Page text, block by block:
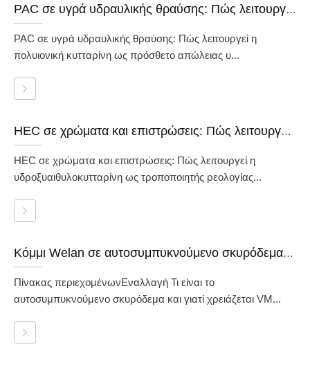
PAC σε υγρά υδραυλικής θραύσης: Πώς λειτουργεί η πολυιονική κυτταρίνη ως πρόσθετο απώλειας υγρών
PAC σε υγρά υδραυλικής θραύσης: Πώς λειτουργεί η
πολυιονική κυτταρίνη ως πρόσθετο απώλειας υ...
HEC σε χρώματα και επιστρώσεις: Πώς λειτουργεί η υδροξυαιθυλοκυτταρίνη ως τροποποιητής ρεολογίας
HEC σε χρώματα και επιστρώσεις: Πώς λειτουργεί η
υδροξυαιθυλοκυτταρίνη ως τροποποιητής ρεολογίας...
Κόμμι Welan σε αυτοσυμπυκνούμενο σκυρόδεμα (SCC): Οδηγός για τον κατασκευαστή
Πίνακας περιεχομένωνΕναλλαγή Τι είναι το
αυτοσυμπυκνούμενο σκυρόδεμα και γιατί χρειάζεται VM...